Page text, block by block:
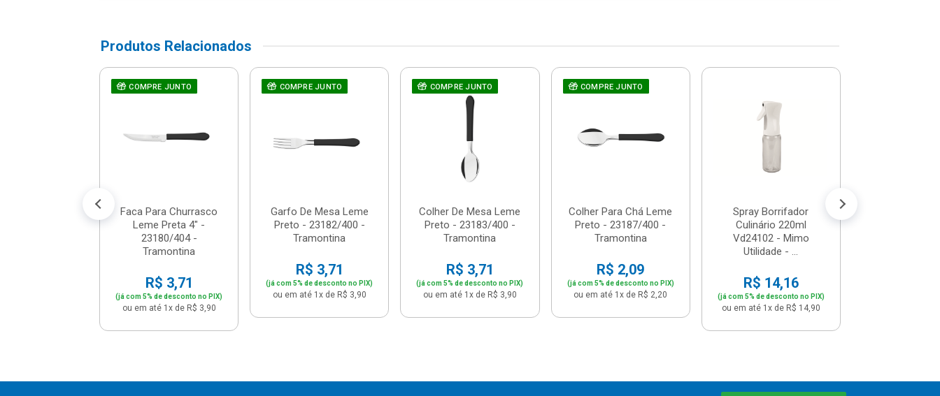
Produtos Relacionados
COMPRE JUNTO
Faca Para Churrasco
Leme Preta 4" -
23180/404 -
Tramontina
R$ 3,71
(já com 5% de desconto no PIX)
ou em até 1x de R$ 3,90
COMPRE JUNTO
Garfo De Mesa Leme
Preto - 23182/400 -
Tramontina
R$ 3,71
(já com 5% de desconto no PIX)
ou em até 1x de R$ 3,90
COMPRE JUNTO
Colher De Mesa Leme
Preto - 23183/400 -
Tramontina
R$ 3,71
(já com 5% de desconto no PIX)
ou em até 1x de R$ 3,90
COMPRE JUNTO
Colher Para Chá Leme
Preto - 23187/400 -
Tramontina
R$ 2,09
(já com 5% de desconto no PIX)
ou em até 1x de R$ 2,20
Spray Borrifador
Culinário 220ml
Vd24102 - Mimo
Utilidade - ...
R$ 14,16
(já com 5% de desconto no PIX)
ou em até 1x de R$ 14,90